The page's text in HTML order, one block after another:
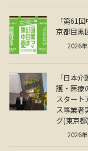
「第61
京都目黒
2026
「日本
護・医療
スタート
ス事業者
グ(東京都)
2026